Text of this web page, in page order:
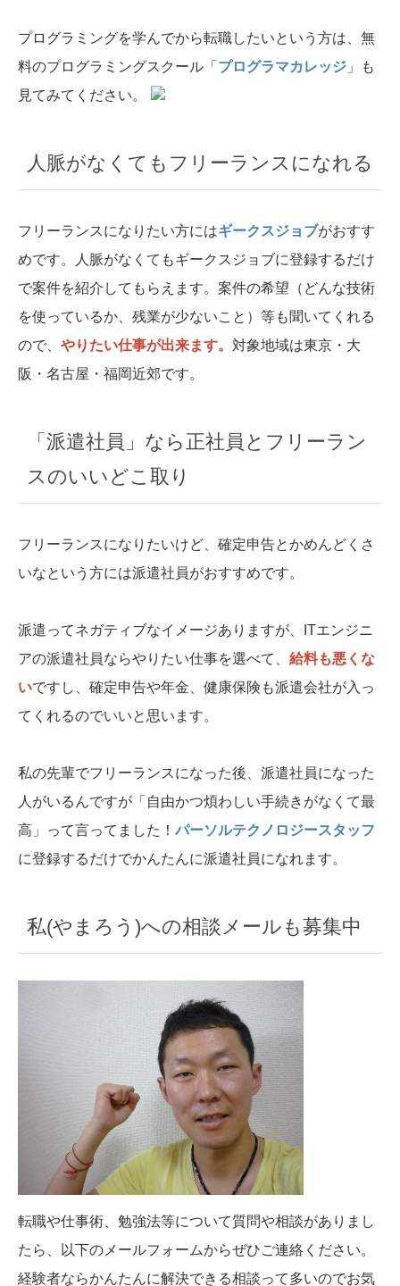
プログラミングを学んでから転職したいという方は、無
料のプログラミングスクール「 プログラマカレッジ 」も
見てみてください。
人脈がなくてもフリーランスになれる
フリーランスになりたい方にはギークスジョブがおすす
めです。人脈がなくてもギークスジョブに登録するだけ
で案件を紹介してもらえます。案件の希望（どんな技術
を使っているか、残業が少ないこと）等も聞いてくれる
ので、 やりたい仕事が出来ます。 対象地域は東京・大
阪・名古屋・福岡近郊です。
「派遣社員」なら正社員とフリーラン
スのいいどこ取り
フリーランスになりたいけど、確定申告とかめんどくさ
いなという方には派遣社員がおすすめです。
派遣ってネガティブなイメージありますが、ITエンジニ
アの派遣社員ならやりたい仕事を選べて、 給料も悪くな
いですし、確定申告や年金、健康保険も派遣会社が入っ
てくれるのでいいと思います。
私の先輩でフリーランスになった後、派遣社員になった
人がいるんですが「自由かつ煩わしい手続きがなくて最
高」って言ってました！ パーソルテクノロジースタッフ
に登録するだけでかんたんに派遣社員になれます。
私(やまろう)への相談メールも募集中
転職や仕事術、勉強法等について質問や相談がありまし
たら、以下のメールフォームからぜひご連絡ください。
経験者ならかんたんに解決できる相談って多いのでお気